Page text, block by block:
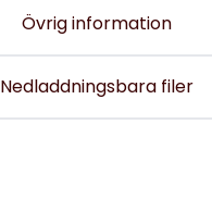
Övrig information
Nedladdningsbara filer